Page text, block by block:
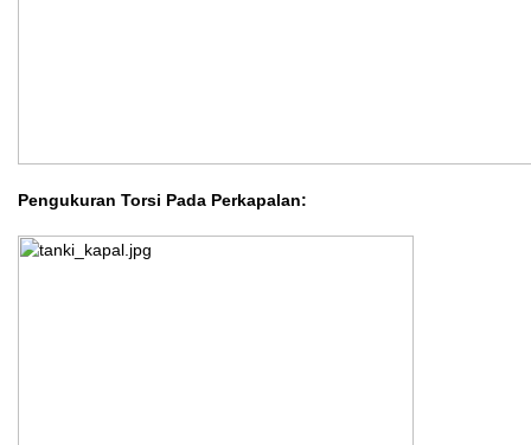
Pengukuran Torsi Pada Perkapalan: